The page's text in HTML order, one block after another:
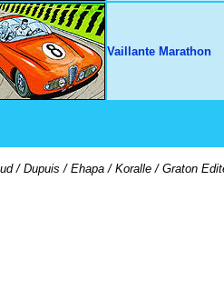
Vaillante Marathon
/ Dupuis / Ehapa / Koralle / Graton